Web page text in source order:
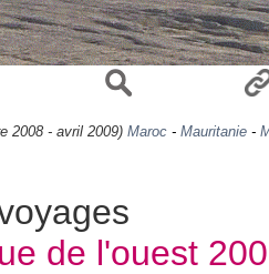
2008 - avril 2009) Maroc - Mauritanie -
de l'ouest